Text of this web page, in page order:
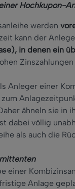
Hochkupon-
werden
kann der
in denen ein
Anleger einer
ähneln sie
dabei völlig
als auch die
einer
Anlage